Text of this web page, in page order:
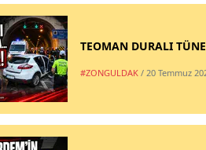
TEOMAN DURALI
#ZONGULDAK / 20 Temmuz